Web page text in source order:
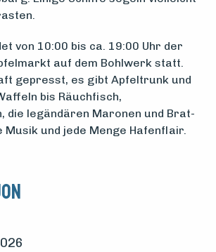
von 10:00 bis ca. 19:00 Uhr der
auf dem Bohlwerk statt.
gepresst, es gibt Apfeltrunk und
bis Räuchfisch,
die legändären Maronen und Brat-
und jede Menge Hafenflair.